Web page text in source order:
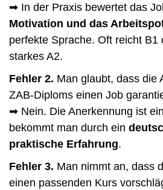
➡ In der Praxis bewertet das
Motivation und das
perfekte Sprache. Oft reicht B1
starkes A2.
Fehler 2. Man glaubt, dass die
ZAB-Diploms einen Job
➡ Nein. Die Anerkennung ist
bekommt man durch ein
praktische Erfahrung.
Fehler 3. Man nimmt an, dass
einen passenden Kurs